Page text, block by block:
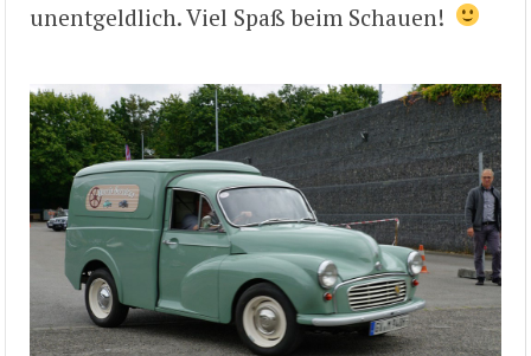
unentgeldlich. Viel Spaß beim Schauen!